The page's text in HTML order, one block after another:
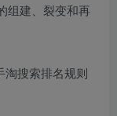
组建、裂变和再
淘搜索排名规则